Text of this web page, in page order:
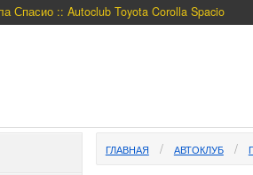
Спасио :: Autoclub Toyota Corolla Spacio
ГЛАВНАЯ АВТОКЛУБ